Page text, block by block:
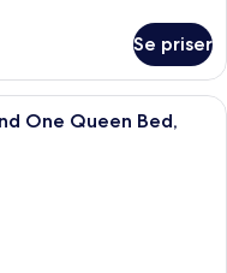
Se priser
med pejs, en stensokkel,
One Queen Bed,